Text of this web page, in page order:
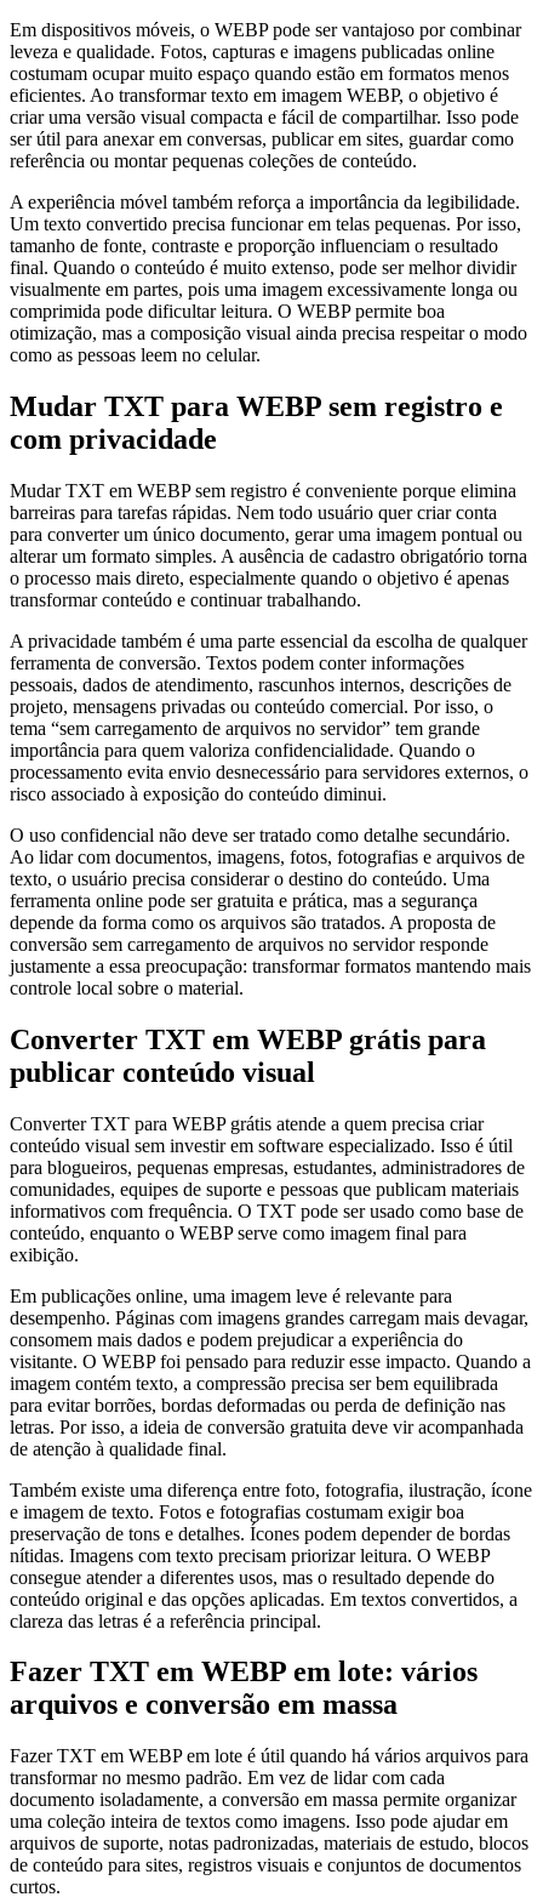
Em dispositivos móveis, o WEBP pode ser vantajoso por combinar
leveza e qualidade. Fotos, capturas e imagens publicadas online
costumam ocupar muito espaço quando estão em formatos menos
eficientes. Ao transformar texto em imagem WEBP, o objetivo é
criar uma versão visual compacta e fácil de compartilhar. Isso pode
ser útil para anexar em conversas, publicar em sites, guardar como
referência ou montar pequenas coleções de conteúdo.
A experiência móvel também reforça a importância da legibilidade.
Um texto convertido precisa funcionar em telas pequenas. Por isso,
tamanho de fonte, contraste e proporção influenciam o resultado
final. Quando o conteúdo é muito extenso, pode ser melhor dividir
visualmente em partes, pois uma imagem excessivamente longa ou
comprimida pode dificultar leitura. O WEBP permite boa
otimização, mas a composição visual ainda precisa respeitar o modo
como as pessoas leem no celular.
Mudar TXT para WEBP sem registro e
com privacidade
Mudar TXT em WEBP sem registro é conveniente porque elimina
barreiras para tarefas rápidas. Nem todo usuário quer criar conta
para converter um único documento, gerar uma imagem pontual ou
alterar um formato simples. A ausência de cadastro obrigatório torna
o processo mais direto, especialmente quando o objetivo é apenas
transformar conteúdo e continuar trabalhando.
A privacidade também é uma parte essencial da escolha de qualquer
ferramenta de conversão. Textos podem conter informações
pessoais, dados de atendimento, rascunhos internos, descrições de
projeto, mensagens privadas ou conteúdo comercial. Por isso, o
tema “sem carregamento de arquivos no servidor” tem grande
importância para quem valoriza confidencialidade. Quando o
processamento evita envio desnecessário para servidores externos, o
risco associado à exposição do conteúdo diminui.
O uso confidencial não deve ser tratado como detalhe secundário.
Ao lidar com documentos, imagens, fotos, fotografias e arquivos de
texto, o usuário precisa considerar o destino do conteúdo. Uma
ferramenta online pode ser gratuita e prática, mas a segurança
depende da forma como os arquivos são tratados. A proposta de
conversão sem carregamento de arquivos no servidor responde
justamente a essa preocupação: transformar formatos mantendo mais
controle local sobre o material.
Converter TXT em WEBP grátis para
publicar conteúdo visual
Converter TXT para WEBP grátis atende a quem precisa criar
conteúdo visual sem investir em software especializado. Isso é útil
para blogueiros, pequenas empresas, estudantes, administradores de
comunidades, equipes de suporte e pessoas que publicam materiais
informativos com frequência. O TXT pode ser usado como base de
conteúdo, enquanto o WEBP serve como imagem final para
exibição.
Em publicações online, uma imagem leve é relevante para
desempenho. Páginas com imagens grandes carregam mais devagar,
consomem mais dados e podem prejudicar a experiência do
visitante. O WEBP foi pensado para reduzir esse impacto. Quando a
imagem contém texto, a compressão precisa ser bem equilibrada
para evitar borrões, bordas deformadas ou perda de definição nas
letras. Por isso, a ideia de conversão gratuita deve vir acompanhada
de atenção à qualidade final.
Também existe uma diferença entre foto, fotografia, ilustração, ícone
e imagem de texto. Fotos e fotografias costumam exigir boa
preservação de tons e detalhes. Ícones podem depender de bordas
nítidas. Imagens com texto precisam priorizar leitura. O WEBP
consegue atender a diferentes usos, mas o resultado depende do
conteúdo original e das opções aplicadas. Em textos convertidos, a
clareza das letras é a referência principal.
Fazer TXT em WEBP em lote: vários
arquivos e conversão em massa
Fazer TXT em WEBP em lote é útil quando há vários arquivos para
transformar no mesmo padrão. Em vez de lidar com cada
documento isoladamente, a conversão em massa permite organizar
uma coleção inteira de textos como imagens. Isso pode ajudar em
arquivos de suporte, notas padronizadas, materiais de estudo, blocos
de conteúdo para sites, registros visuais e conjuntos de documentos
curtos.